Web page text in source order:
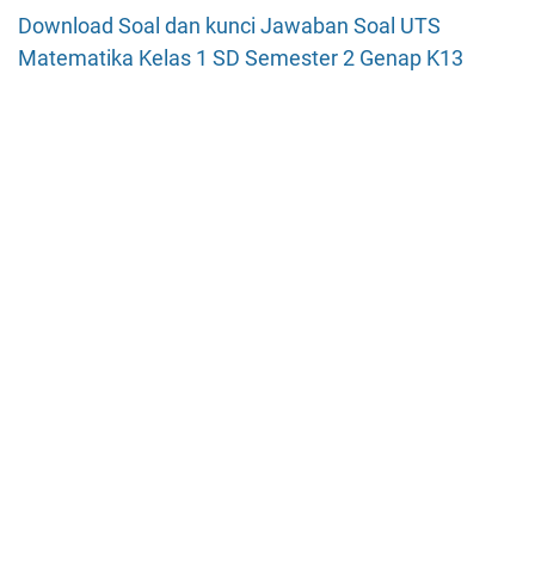
Download Soal dan kunci Jawaban Soal UTS
Matematika Kelas 1 SD Semester 2 Genap K13